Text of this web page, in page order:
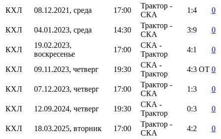
КХЛ 08.12.2021, среда 17:00
Трактор -
СКА
1:4 0
КХЛ 04.01.2023, среда 14:30
Трактор -
СКА
3:9 0
КХЛ
19.02.2023,
воскресенье
17:00
СКА -
Трактор
4:1 0
КХЛ 09.11.2023, четверг 19:30
СКА -
Трактор
4:3 ОТ 0
КХЛ 07.12.2023, четверг 17:00
Трактор -
СКА
1:3 0
КХЛ 12.09.2024, четверг 19:30
СКА -
Трактор
0:3 0
КХЛ 18.03.2025, вторник 17:00
Трактор -
СКА
4:2 0